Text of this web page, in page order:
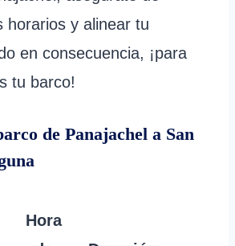
horarios y alinear tu
en consecuencia, ¡para
tu barco!
de Panajachel a San
Hora